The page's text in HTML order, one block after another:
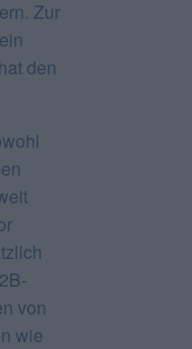
Zur
den
von
wie